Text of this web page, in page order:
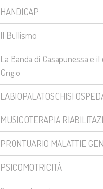
HANDICAP
Il Bullismo
La Banda di Casapunessa e il
Grigio
LABIOPALATOSCHISI
MUSICOTERAPIA
PRONTUARIO MALATTIE
PSICOMOTRICITÀ